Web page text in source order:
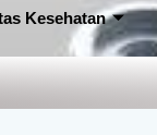
Kesehatan